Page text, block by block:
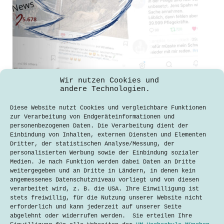
Wir nutzen Cookies und
andere Technologien.
Diese Website nutzt Cookies und vergleichbare Funktionen
zur Verarbeitung von Endgeräteinformationen und
personenbezogenen Daten. Die Verarbeitung dient der
Einbindung von Inhalten, externen Diensten und Elementen
Dritter, der statistischen Analyse/Messung, der
personalisierten Werbung sowie der Einbindung sozialer
Medien. Je nach Funktion werden dabei Daten an Dritte
weitergegeben und an Dritte in Ländern, in denen kein
angemessenes Datenschutzniveau vorliegt und von diesen
verarbeitet wird, z. B. die USA. Ihre Einwilligung ist
stets freiwillig, für die Nutzung unserer Website nicht
erforderlich und kann jederzeit auf unserer Seite
abgelehnt oder widerrufen werden. Sie erteilen Ihre
Soziale Medien ergreifen Maßnahmen
für mehr Transparenz und weniger
Nina Sueltemeyer
13. November 2019
Soziale Medien, bekannt als Social
Media, haben in den letzten Jahren
wesentlich an Einfluss und Bedeutung
gewonnen. Damit rücken Probleme, wie
Intransparenz auf den Plattformen und
der Wettkampf um Follower und Likes
unter den Nutzern, in den Fokus. Die
CEOs…
Lesen